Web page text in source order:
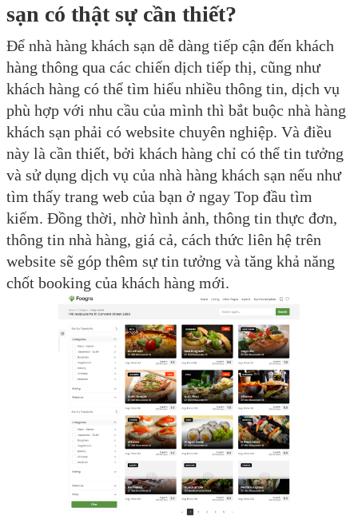
sạn có thật sự cần thiết?
Để nhà hàng khách sạn dễ dàng tiếp cận đến khách
hàng thông qua các chiến dịch tiếp thị, cũng như
khách hàng có thể tìm hiểu nhiều thông tin, dịch vụ
phù hợp với nhu cầu của mình thì bắt buộc nhà hàng
khách sạn phải có website chuyên nghiệp. Và điều
này là cần thiết, bởi khách hàng chỉ có thể tin tưởng
và sử dụng dịch vụ của nhà hàng khách sạn nếu như
tìm thấy trang web của bạn ở ngay Top đầu tìm
kiếm. Đồng thời, nhờ hình ảnh, thông tin thực đơn,
thông tin nhà hàng, giá cả, cách thức liên hệ trên
website sẽ góp thêm sự tin tưởng và tăng khả năng
chốt booking của khách hàng mới.